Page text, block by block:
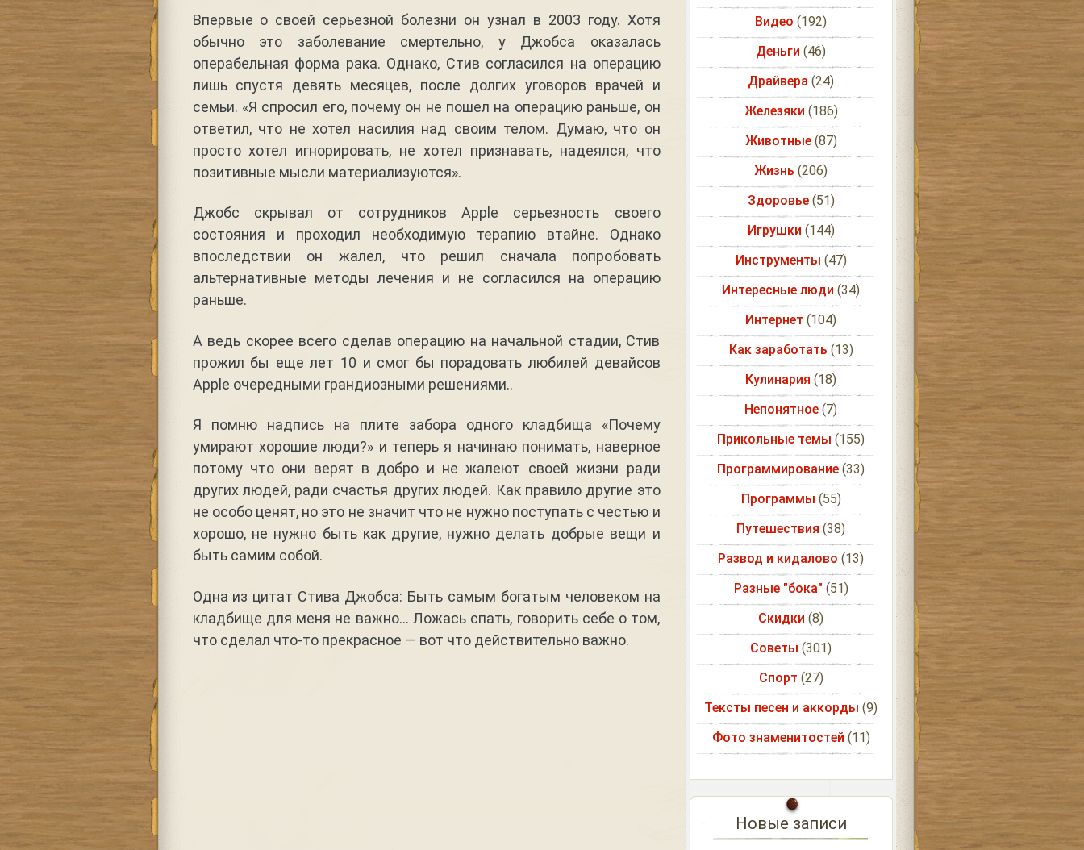
Впервые о своей серьезной болезни он узнал в 2003 году. Хотя
обычно это заболевание смертельно, у Джобса оказалась
операбельная форма рака. Однако, Стив согласился на операцию
лишь спустя девять месяцев, после долгих уговоров врачей и
семьи. «Я спросил его, почему он не пошел на операцию раньше, он
ответил, что не хотел насилия над своим телом. Думаю, что он
просто хотел игнорировать, не хотел признавать, надеялся, что
позитивные мысли материализуются».
Джобс скрывал от сотрудников Apple серьезность своего
состояния и проходил необходимую терапию втайне. Однако
впоследствии он жалел, что решил сначала попробовать
альтернативные методы лечения и не согласился на операцию
раньше.
А ведь скорее всего сделав операцию на начальной стадии, Стив
прожил бы еще лет 10 и смог бы порадовать любилей девайсов
Apple очередными грандиозными решениями..
Я помню надпись на плите забора одного кладбища «Почему
умирают хорошие люди?» и теперь я начинаю понимать, наверное
потому что они верят в добро и не жалеют своей жизни ради
других людей, ради счастья других людей. Как правило другие это
не особо ценят, но это не значит что не нужно поступать с честью и
хорошо, не нужно быть как другие, нужно делать добрые вещи и
быть самим собой.
Одна из цитат Стива Джобса: Быть самым богатым человеком на
кладбище для меня не важно… Ложась спать, говорить себе о том,
что сделал что-то прекрасное — вот что действительно важно.
Видео (192)
Деньги (46)
Драйвера (24)
Железяки (186)
Животные(87)
Жизнь (206)
Здоровье(51)
Игрушки (144)
Инструменты (47)
Интересные люди (34)
Интернет (104)
Как заработать (13)
Кулинария (18)
Непонятное (7)
Прикольные темы (155)
Программирование (33)
Программы (55)
Путешествия (38)
Развод и кидалово (13)
Разные "бока" (51)
Скидки (8)
Советы (301)
Спорт (27)
Тексты песен и аккорды (9)
Фото знаменитостей (11)
Новые записи